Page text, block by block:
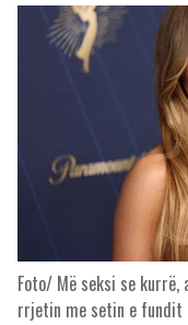
Foto/ Më seksi se kurrë,
rrjetin me setin e fundit